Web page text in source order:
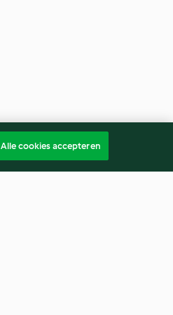
Alle cookies accepteren